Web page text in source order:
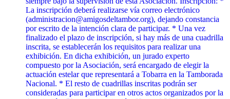
La inscripción deberá realizarse vía correo electrónico
(administracion@amigosdeltambor.org), dejando constancia
por escrito de la intención clara de participar. * Una vez
finalizado el plazo de inscripción, si hay más de una cuadrilla
inscrita, se establecerán los requisitos para realizar una
exhibición. En dicha exhibición, un jurado experto
compuesto por la Asociación, será encargado de elegir la
actuación estelar que representará a Tobarra en la Tamborada
Nacional. * El resto de cuadrillas inscritas podrán ser
consideradas para participar en otros actos organizados por la